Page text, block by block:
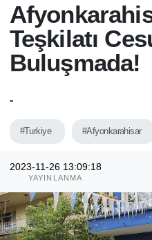
Teşkilatı
Buluşmada!
-
#Turkiye #Afyonkarahisar
2023-11-26 13:09:18
YAYINLANMA